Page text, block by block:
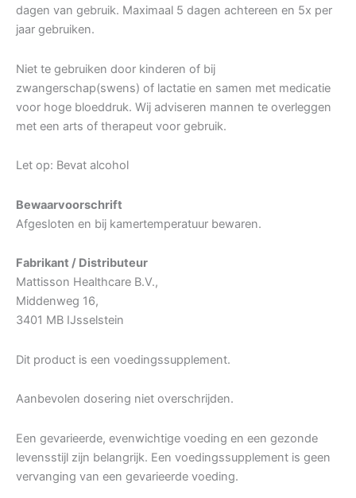
dagen van gebruik. Maximaal 5 dagen achtereen en 5x per
jaar gebruiken.
Niet te gebruiken door kinderen of bij
zwangerschap(swens) of lactatie en samen met medicatie
voor hoge bloeddruk. Wij adviseren mannen te overleggen
met een arts of therapeut voor gebruik.
Let op: Bevat alcohol
Bewaarvoorschrift
Afgesloten en bij kamertemperatuur bewaren.
Fabrikant / Distributeur
Mattisson Healthcare B.V.,
Middenweg 16,
3401 MB IJsselstein
Dit product is een voedingssupplement.
Aanbevolen dosering niet overschrijden.
Een gevarieerde, evenwichtige voeding en een gezonde
levensstijl zijn belangrijk. Een voedingssupplement is geen
vervanging van een gevarieerde voeding.